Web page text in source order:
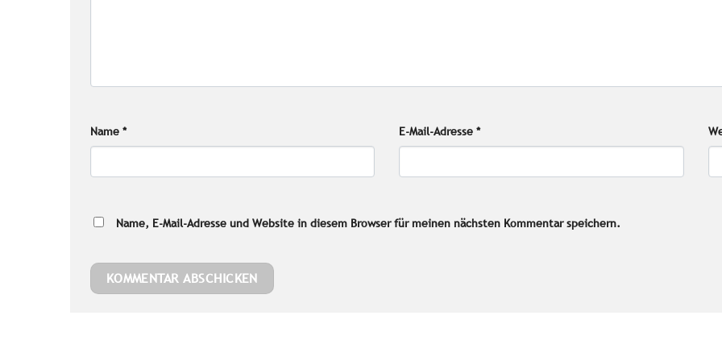
Name * E-Mail-Adresse*
Name, E-Mail-Adresse und Website in diesem Browser für meinen nächsten Kommentar speichern.